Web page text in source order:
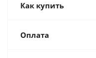
Как купить
Оплата